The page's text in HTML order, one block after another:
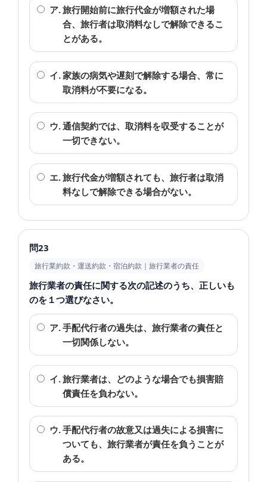
ア.旅行開始前に旅行代金が増額された場
合、旅行者は取消料なしで解除できるこ
とがある。
イ.家族の病気や遅刻で解除する場合、常に
取消料が不要になる。
ウ.通信契約では、取消料を収受することが
一切できない。
エ.旅行代金が増額されても、旅行者は取消
料なしで解除できる場合がない。
問23
旅行業約款・運送約款・宿泊約款｜旅行業者の責任
旅行業者の責任に関する次の記述のうち、正しいも
のを１つ選びなさい。
ア.手配代行者の過失は、旅行業者の責任と
一切関係しない。
イ.旅行業者は、どのような場合でも損害賠
償責任を負わない。
ウ.手配代行者の故意又は過失による損害に
ついても、旅行業者が責任を負うことが
ある。